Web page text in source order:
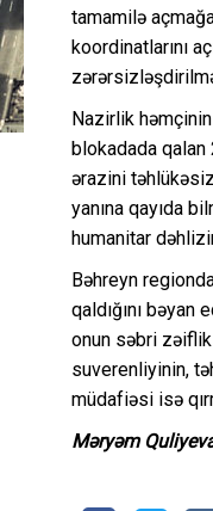
tamamilə
koordinatlarını
Nazirlik
blokadada
ərazini
yanına qayıda
humanitar
Bəhreyn
qaldığını bəyan
onun səbri
suverenliyinin,
müdafiəsi isə
Məryəm